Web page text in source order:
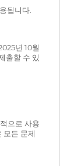
됩니다.
년 10월
출할 수 있
으로 사용
모든 문제